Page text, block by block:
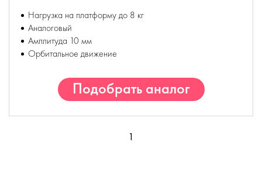
Нагрузка на платформу до 8 кг
Аналоговый
Амплитуда 10 мм
Орбитальное движение
Подобрать аналог
1